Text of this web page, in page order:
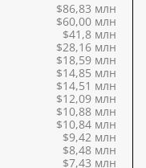
$86,83 млн
$60,00 млн
$41,8 млн
$28,16 млн
$18,59 млн
$14,85 млн
$14,51 млн
$12,09 млн
$10,88 млн
$10,84 млн
$9,42 млн
$8,48 млн
$7,43 млн